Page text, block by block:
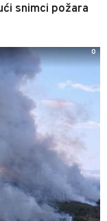
snimci požara
0